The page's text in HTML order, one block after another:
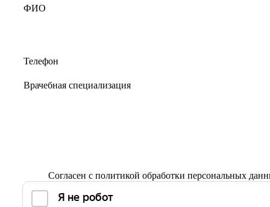
Согласен с политикой обработки персональных